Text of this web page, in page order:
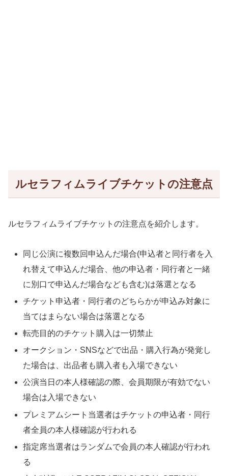
ルセラフィムライブチケットの注意点
ルセラフィムライブチケットの注意点を紹介します。
同じ公演に複数回申込んだ場合(申込者と同行者を入
れ替えて申込んだ場合、他の申込者・同行者と一緒
に別口で申込んだ場合なども含む)は落選となる
チケット申込者・同行者のどちらかが申込み対象に
当てはまらない場合は落選となる
転売目的のチケット購入は一切禁止
オークション・SNSなどで出品・購入行為が発覚し
た場合は、出品者も購入者も入場できない
公演当日の本人様確認の際、会員期限が有効でない
場合は入場できない
プレミアムシート当選者はチケットの申込者・同行
者全員の本人様確認が行われる
指定席当選者はランダムで会員の本人確認が行われ
る